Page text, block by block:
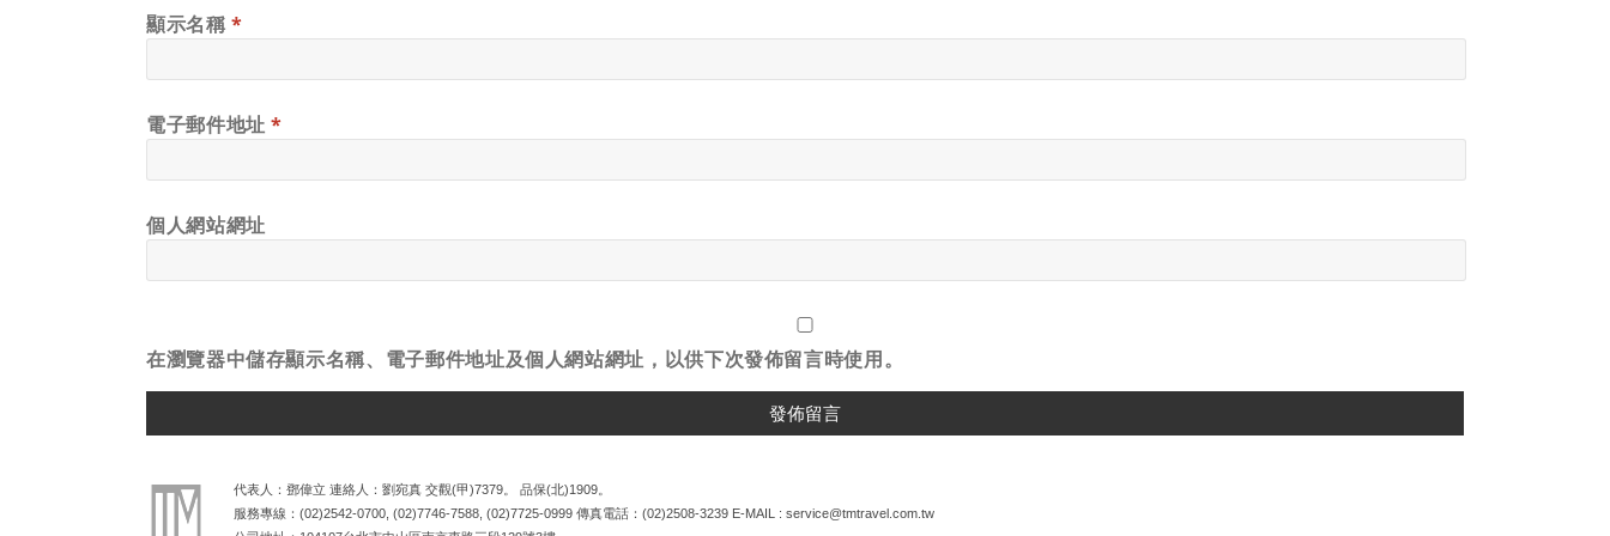
顯示名稱*
電子郵件地址*
個人網站網址
在瀏覽器中儲存顯示名稱、電子郵件地址及個人網站網址，以供下次發佈留言時使用。
代表人：鄧偉立 連絡人：劉宛真 交觀(甲)7379。 品保(北)1909。
服務專線： (02)2542-0700 (02)7746-7588 (02)7725-0999 傳真電話： (02)2508-3239 E-MAIL : service@tmtravel.com.tw